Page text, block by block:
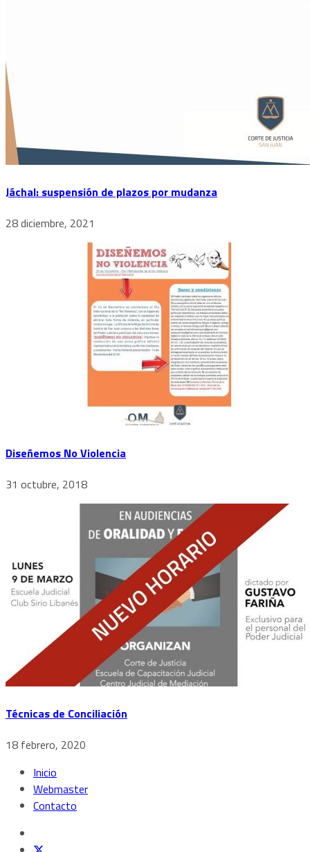
Jáchal: suspensión de plazos por mudanza
28 diciembre, 2021
Diseñemos No Violencia
31 octubre, 2018
Técnicas de Conciliación
18 febrero, 2020
Inicio
Webmaster
Contacto